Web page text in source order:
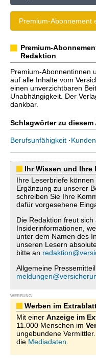
Premium-Abonnement
Premium-
Redaktion
Premium-Abonnentinnen
auf alle Inhalte vom
einen unverzichtbaren
Unabhängigkeit. Der
dankbar.
Schlagwörter zu diesem
Berufsunfähigkeit ·
Ihr Wissen und
Ihre Leserbriefe
Ergänzung zu unserer
schreiben Sie Ihre
dafür vorgesehene
Die Redaktion freut
Insiderinformationen,
unter dem Namen des
unseren Lesern
bitte an
Allgemeine
WERBUNG
Werben im
Mit einer Anzeige im
11.000 Menschen im
ungebundene
die Mediadaten